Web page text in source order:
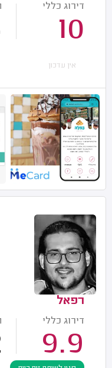
דירוג כללי
10
אין עדכון
רפאל
דירוג כללי
9.9